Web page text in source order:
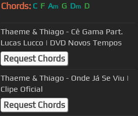
Chords: C F Am G Dm D
Thaeme & Thiago - Cê Gama Part.
Lucas Lucco | DVD Novos Tempos
Request Chords
Thaeme & Thiago - Onde Já Se Viu |
Clipe Oficial
Request Chords